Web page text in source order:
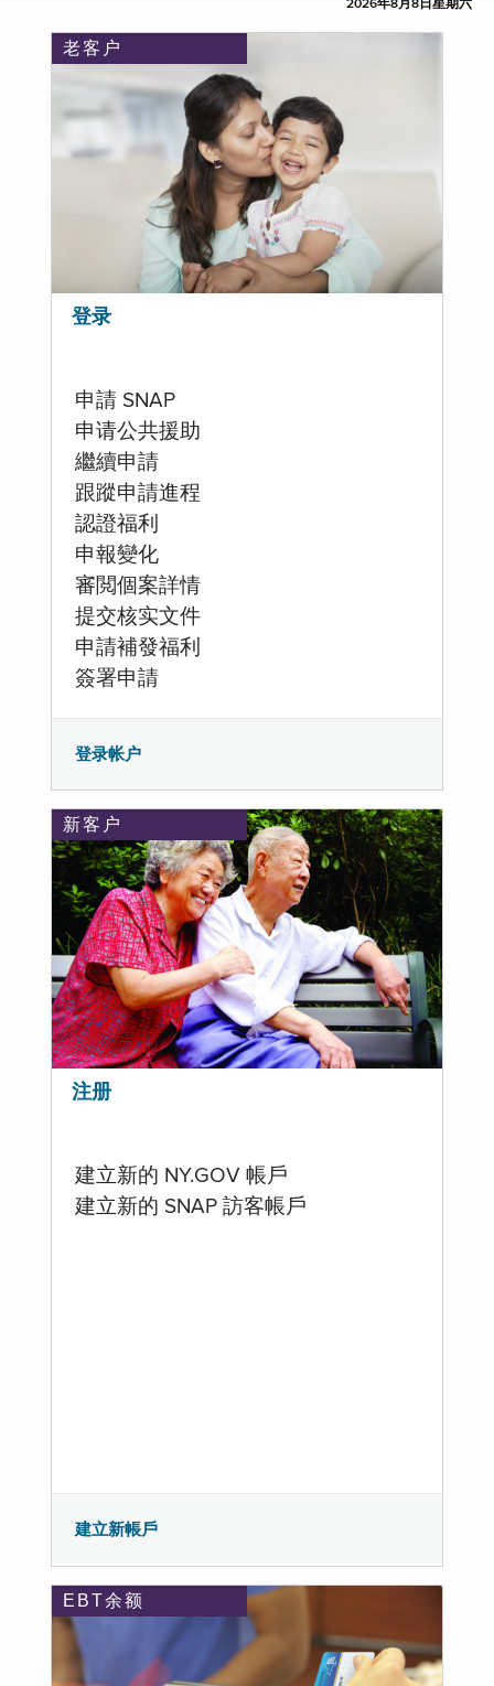
2026年8月8日星期六
老客户
登录
申請 SNAP
申请公共援助
繼續申請
跟蹤申請進程
認證福利
申報變化
審閲個案詳情
提交核实文件
申請補發福利
簽署申請
登录帐户
新客户
注册
建立新的 NY.GOV 帳戶
建立新的 SNAP 訪客帳戶
建立新帳戶
EBT余额